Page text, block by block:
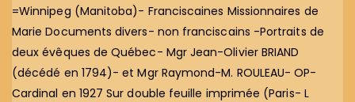
=Winnipeg (Manitoba)- Franciscaines Missionnaires de
Marie Documents divers- non franciscains -Portraits de
deux évêques de Québec- Mgr Jean-Olivier BRIAND
(décédé en 1794)- et Mgr Raymond-M. ROULEAU- OP-
Cardinal en 1927 Sur double feuille imprimée (Paris- L